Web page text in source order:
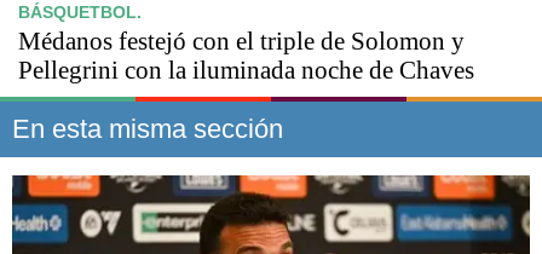
BÁSQUETBOL.
Médanos festejó con el triple de Solomon y
Pellegrini con la iluminada noche de Chaves
En esta misma sección